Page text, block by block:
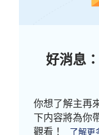
好消息
你想了解主再
下内容將為你
觀看！
了解更